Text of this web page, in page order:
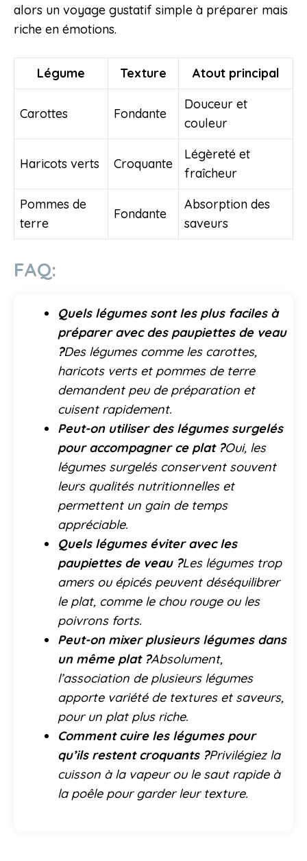
alors un voyage gustatif simple à préparer mais
riche en émotions.
Légume Texture Atout principal
Carottes Fondante
Douceur et
couleur
Haricots verts Croquante
Légèreté et
fraîcheur
Pommes de
terre
Fondante
Absorption des
saveurs
FAQ:
Quels légumes sont les plus faciles à
préparer avec des paupiettes de veau
?Des légumes comme les carottes,
haricots verts et pommes de terre
demandent peu de préparation et
cuisent rapidement.
Peut-on utiliser des légumes surgelés
pour accompagner ce plat ?Oui, les
légumes surgelés conservent souvent
leurs qualités nutritionnelles et
permettent un gain de temps
appréciable.
Quels légumes éviter avec les
paupiettes de veau ?Les légumes trop
amers ou épicés peuvent déséquilibrer
le plat, comme le chou rouge ou les
poivrons forts.
Peut-on mixer plusieurs légumes dans
un même plat ?Absolument,
l’association de plusieurs légumes
apporte variété de textures et saveurs,
pour un plat plus riche.
Comment cuire les légumes pour
qu’ils restent croquants ?Privilégiez la
cuisson à la vapeur ou le saut rapide à
la poêle pour garder leur texture.